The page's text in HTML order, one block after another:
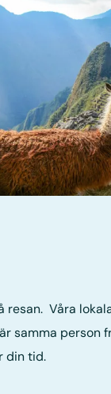
Våra
samma
din tid.